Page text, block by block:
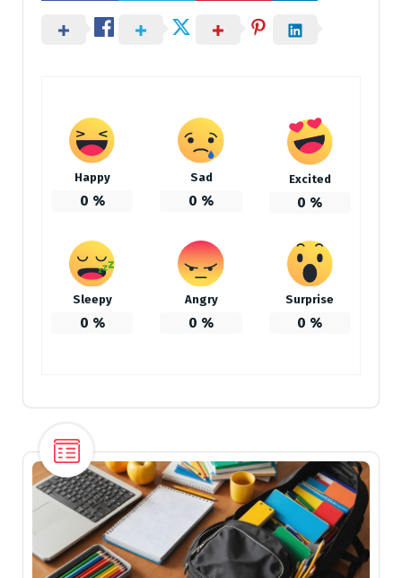
Happy
0 %
Sad
0 %
Excited
0 %
Sleepy
0 %
Angry
0 %
Surprise
0 %